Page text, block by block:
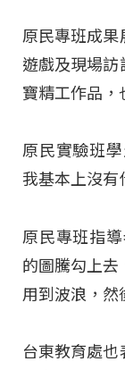
原民專班成果
遊戲及現場訪
寶精工作品，
原民實驗班
我基本上沒有
原民專班指
的圖騰勾上
用到波浪，然
台東教育處